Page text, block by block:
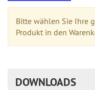
Bitte wählen Sie Ihre
Produkt in den
DOWNLOADS